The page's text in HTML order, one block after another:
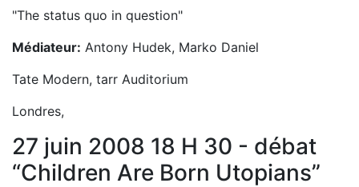
"The status quo in question"
Médiateur: Antony Hudek, Marko Daniel
Tate Modern, tarr Auditorium
Londres,
27 juin 2008 18 H 30 - débat
“Children Are Born Utopians”